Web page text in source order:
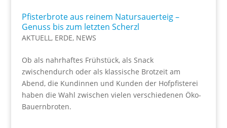
Pfisterbrote aus reinem Natursauerteig –
Genuss bis zum letzten Scherzl
AKTUELL, ERDE, NEWS
Ob als nahrhaftes Frühstück, als Snack
zwischendurch oder als klassische Brotzeit am
Abend, die Kundinnen und Kunden der Hofpfisterei
haben die Wahl zwischen vielen verschiedenen Öko-
Bauernbroten.